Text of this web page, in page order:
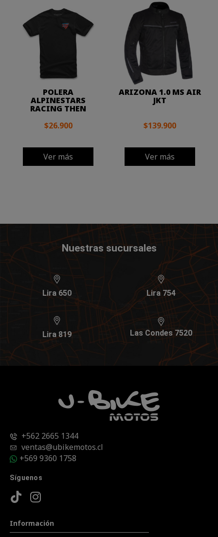
POLERA
ALPINESTARS
RACING THEN
$26.900
Ver más
ARIZONA 1.0 MS AIR
JKT
$139.900
Ver más
Nuestras sucursales
Lira 650 Lira 754
Lira 819 Las Condes 7520
+562 2665 1344
ventas@ubikemotos.cl
+569 9360 1758
Síguenos
Información